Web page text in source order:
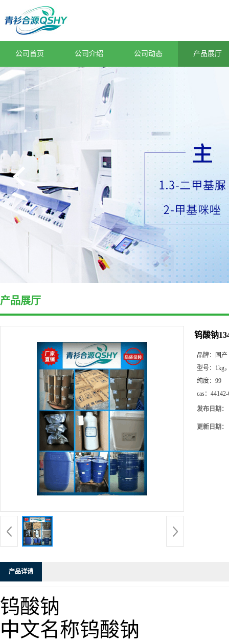
公司首页 公司介绍 公司动态 产品展厅
产品展厅
钨酸钠
品牌：
国产
型号： 1kg
纯度： 99
cas：
发布日期：
更新日期：
产品详请
钨酸钠
中文名称钨酸钠